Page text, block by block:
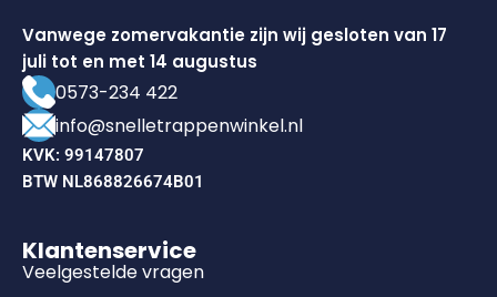
Vanwege zomervakantie zijn wij gesloten van 17
juli tot en met 14 augustus
0573-234 422
info@snelletrappenwinkel.nl
KVK: 99147807
BTW NL868826674B01
Klantenservice
Veelgestelde vragen